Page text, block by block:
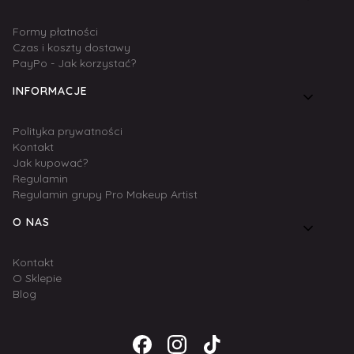
Formy płatności
Czas i koszty dostawy
PayPo - Jak korzystać?
INFORMACJE
Polityka prywatności
Kontakt
Jak kupować?
Regulamin
Regulamin grupy Pro Makeup Artist
O NAS
Kontakt
O Sklepie
Blog